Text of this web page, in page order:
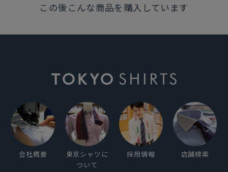
この後こんな商品を購入しています
会社概要
東京シャツに
ついて
採用情報 店舗検索